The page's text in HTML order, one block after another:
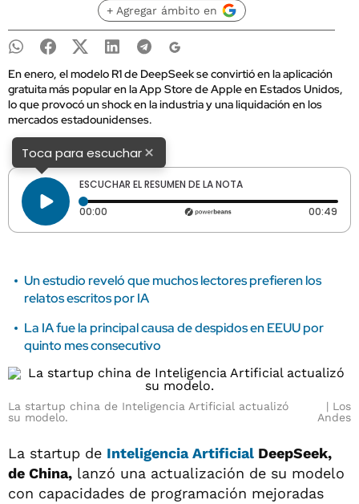
+ Agregar ámbito en
En enero, el modelo R1 de DeepSeek se convirtió en la aplicación
gratuita más popular en la App Store de Apple en Estados Unidos,
lo que provocó un shock en la industria y una liquidación en los
mercados estadounidenses.
Toca para escuchar×
ESCUCHAR EL RESUMEN DE LA NOTA
00:00 Tiempo transcurrido: 0 segundos 00:49
Un estudio reveló que muchos lectores prefieren los
relatos escritos por IA
La IA fue la principal causa de despidos en EEUU por
quinto mes consecutivo
La startup china de Inteligencia Artificial actualizó
su modelo.
Los
Andes
La startup de Inteligencia Artificial DeepSeek,
de China, lanzó una actualización de su modelo
con capacidades de programación mejoradas